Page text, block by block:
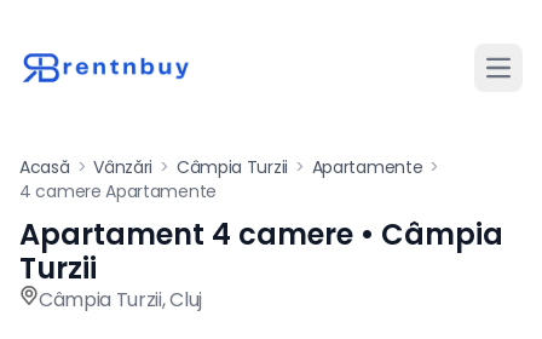
Acasă > Vânzări > Câmpia Turzii > Apartamente >
4 camere Apartamente
Apartament de vânzare cu
Apartament 4 camere • Câmpia
Turzii
Câmpia Turzii,Cluj